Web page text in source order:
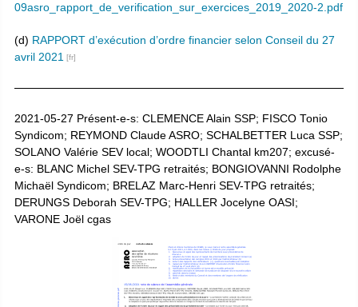
09asro_rapport_de_verification_sur_exercices_2019_2020-2.pdf
(d) RAPPORT d’exécution d’ordre financier selon Conseil du 27
avril 2021
2021-05-27 Présent-e-s: CLEMENCE Alain SSP; FISCO Tonio
Syndicom; REYMOND Claude ASRO; SCHALBETTER Luca SSP;
SOLANO Valérie SEV local; WOODTLI Chantal km207; excusé-
e-s: BLANC Michel SEV-TPG retraités; BONGIOVANNI Rodolphe
Michaël Syndicom; BRELAZ Marc-Henri SEV-TPG retraités;
DERUNGS Deborah SEV-TPG; HALLER Jocelyne OASI;
VARONE Joël cgas